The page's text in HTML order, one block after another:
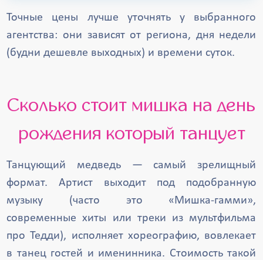
Точные цены лучше уточнять у выбранного
агентства: они зависят от региона, дня недели
(будни дешевле выходных) и времени суток.
Сколько стоит мишка на день
рождения который танцует
Танцующий медведь — самый зрелищный
формат. Артист выходит под подобранную
музыку (часто это «Мишка-гамми»,
современные хиты или треки из мультфильма
про Тедди), исполняет хореографию, вовлекает
в танец гостей и именинника. Стоимость такой